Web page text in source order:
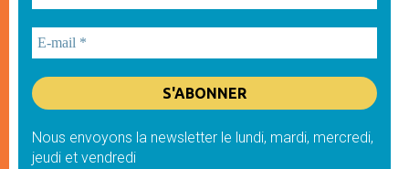
Nous envoyons la newsletter le lundi, mardi, mercredi,
jeudi et vendredi